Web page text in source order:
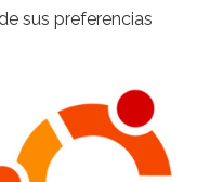
sus preferencias